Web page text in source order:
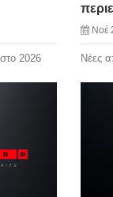
2026
Νοέ
Nέες